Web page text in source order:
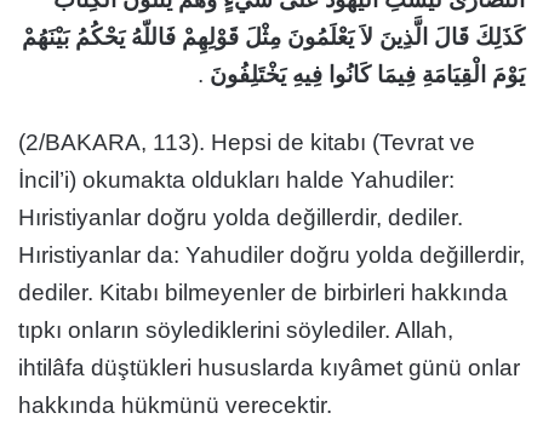
كَذَلِكَ قَالَ الَّذِينَ لاَ يَعْلَمُونَ مِثْلَ قَوْلِهِمْ فَاللّهُ يَحْكُمُ بَيْنَهُمْ
يَوْمَ الْقِيَامَةِ فِيمَا كَانُوا فِيهِ يَخْتَلِفُونَ .
(2/BAKARA, 113). Hepsi de kitabı (Tevrat ve
İncil’i) okumakta oldukları halde Yahudiler:
Hıristiyanlar doğru yolda değillerdir, dediler.
Hıristiyanlar da: Yahudiler doğru yolda değillerdir,
dediler. Kitabı bilmeyenler de birbirleri hakkında
tıpkı onların söylediklerini söylediler. Allah,
ihtilâfa düştükleri hususlarda kıyâmet günü onlar
hakkında hükmünü verecektir.